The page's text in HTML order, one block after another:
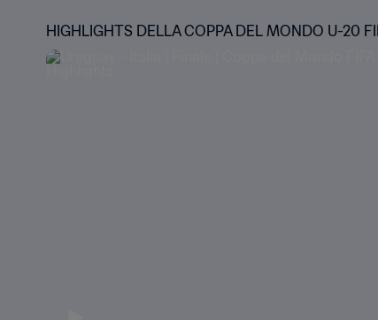
HIGHLIGHTS DELLA COPPA DEL MONDO U-20